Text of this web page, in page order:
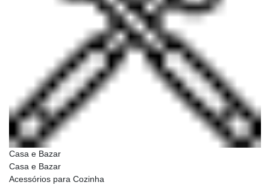
Casa e Bazar
Casa e Bazar
Acessórios para Cozinha